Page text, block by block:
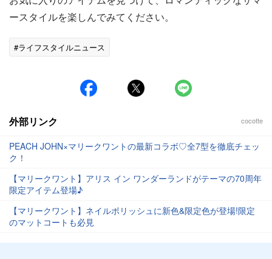
ースタイルを楽しんでみてください。
#ライフスタイルニュース
外部リンク cocotte
PEACH JOHN×マリークワントの最新コラボ♡全7型を徹底チェッ
ク！
【マリークワント】アリス イン ワンダーランドがテーマの70周年
限定アイテム登場♪
【マリークワント】ネイルポリッシュに新色&限定色が登場!限定
のマットコートも必見